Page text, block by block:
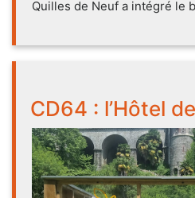
Quilles de Neuf a intégré le
CD64 : l’Hôtel